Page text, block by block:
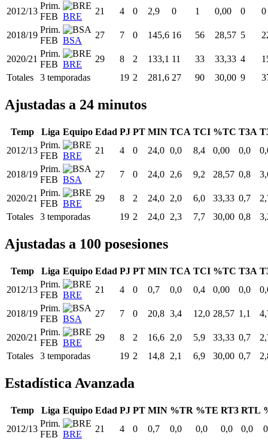
2012/13
Prim.
FEB BRE
21 4 0 2,9 0 1 0,00 0 0
2018/19
Prim.
FEB BSA
27 7 0 145,6 16 56 28,57 5
2020/21
Prim.
FEB BRE
29 8 2 133,1 11 33 33,33 4
Totales
3 temporadas 19 2 281,6 27 90 30,00 9
Ajustadas a 24 minutos
Temp Liga Equipo Edad PJ PT MIN TCA TCI %TC T3A
2012/13
Prim.
FEB BRE
21 4 0 24,0 0,0 8,4 0,00 0,0
2018/19
Prim.
FEB BSA
27 7 0 24,0 2,6 9,2 28,57 0,8
2020/21
Prim.
FEB BRE
29 8 2 24,0 2,0 6,0 33,33 0,7
Totales
3 temporadas 19 2 24,0 2,3 7,7 30,00 0,8
Ajustadas a 100 posesiones
Temp Liga Equipo Edad PJ PT MIN TCA TCI %TC T3A
2012/13
Prim.
FEB BRE
21 4 0 0,7 0,0 0,4 0,00 0,0
2018/19
Prim.
FEB BSA
27 7 0 20,8 3,4 12,0 28,57 1,1
2020/21
Prim.
FEB BRE
29 8 2 16,6 2,0 5,9 33,33 0,7
Totales
3 temporadas 19 2 14,8 2,1 6,9 30,00 0,7
Estadística Avanzada
Temp Liga Equipo Edad PJ PT MIN %TR %TE RT3 RTL
2012/13
Prim.
FEB BRE
21 4 0 0,7 0,0 0,0 0,0 0,0